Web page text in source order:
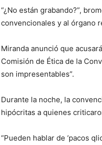
“¿No están grabando?”,
convencionales y al órgano
Miranda anunció que
Comisión de Ética de la
son impresentables”.
Durante la noche, la
hipócritas a quienes
“Pueden hablar de ‘pacos